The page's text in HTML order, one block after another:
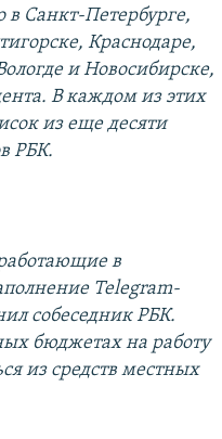
Санкт-Петербурге,
Краснодаре,
и Новосибирске,
В каждом из этих
из еще десяти
РБК.
в
Telegram-
собеседник РБК.
бюджетах на работу
из средств местных